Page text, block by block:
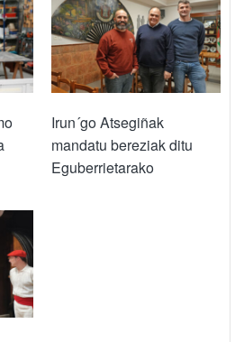
Irun´go Atsegiñak
mandatu bereziak ditu
Eguberrietarako